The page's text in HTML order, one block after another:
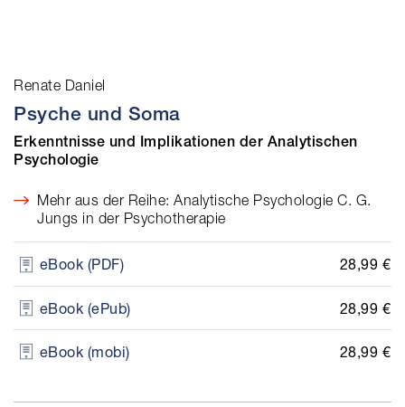
Renate Daniel
Psyche und Soma
Erkenntnisse und Implikationen der Analytischen
Psychologie
Mehr aus der Reihe: Analytische Psychologie C. G.
Jungs in der Psychotherapie
eBook (PDF) 28,99 €
eBook (ePub) 28,99 €
eBook (mobi) 28,99 €